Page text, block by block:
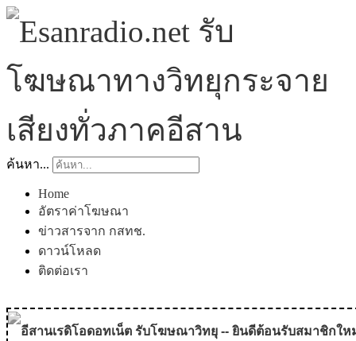
ค้นหา...
Home
อัตราค่าโฆษณา
ข่าวสารจาก กสทช.
ดาวน์โหลด
ติดต่อเรา
อีสานเรดิโอดอทเน็ต รับโฆษณาวิทยุ -- ยินดีต้อนรับสมาชิกใหม่